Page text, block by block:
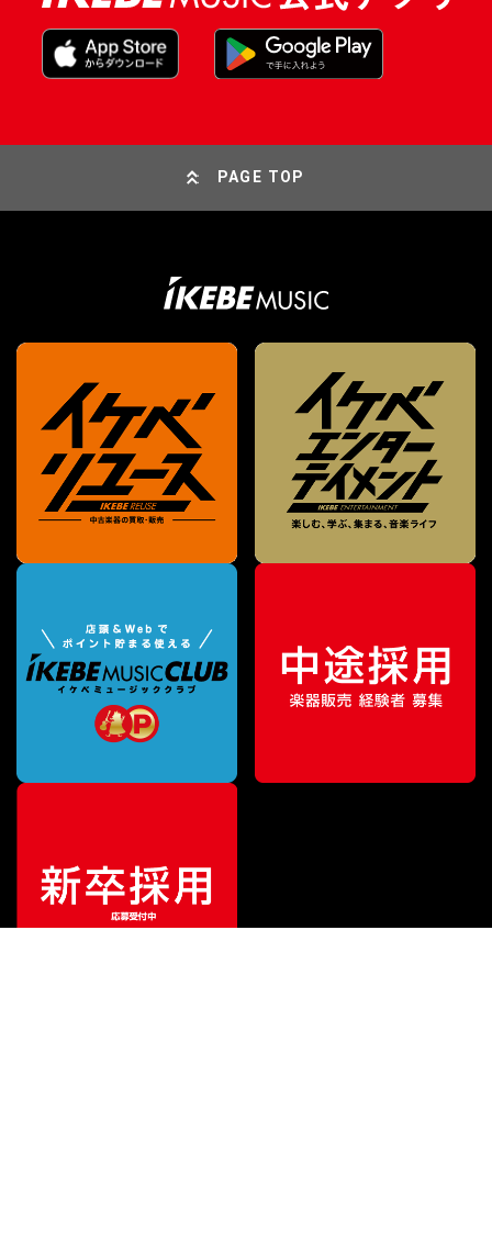
PAGE TOP